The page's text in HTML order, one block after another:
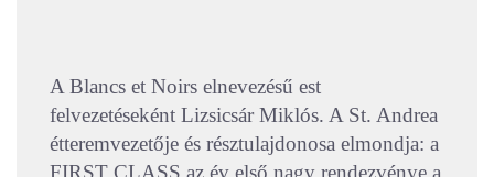
A Blancs et Noirs elnevezésű est
felvezetéseként Lizsicsár Miklós. A St. Andrea
étteremvezetője és résztulajdonosa elmondja: a
FIRST CLASS az év első nagy rendezvénye a